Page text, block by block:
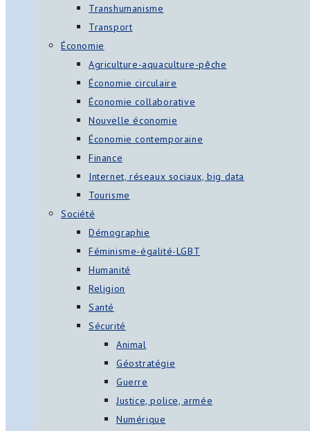
Transhumanisme
Transport
Économie
Agriculture-aquaculture-pêche
Économie circulaire
Économie collaborative
Nouvelle économie
Économie contemporaine
Finance
Internet, réseaux sociaux, big data
Tourisme
Société
Démographie
Féminisme-égalité-LGBT
Humanité
Religion
Santé
Sécurité
Animal
Géostratégie
Guerre
Justice, police, armée
Numérique